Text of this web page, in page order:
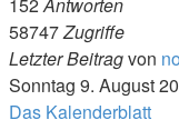
58747Zugriffe
Letzter Beitragvon
Sonntag 9. August
Das Kalenderblatt